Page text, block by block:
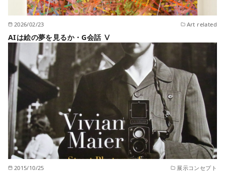
2026/02/23 Art related
AIは絵の夢を見るか・G会話 Ⅴ
2015/10/25 展示コンセプト